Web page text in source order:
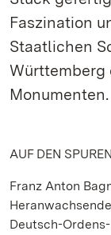
Faszination
Staatlichen
Württemberg
Monumenten.
AUF DEN
Franz Anton
Deutsch-